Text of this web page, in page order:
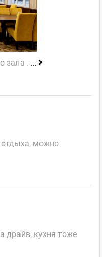
зала . ...
отдыха, можно
драйв, кухня тоже